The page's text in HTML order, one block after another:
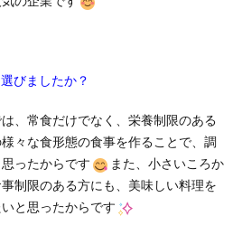
びましたか？
、常食だけでなく、栄養制限のある
々な食形態の食事を作ることで、調
ったからです
また、小さいころか
制限のある方にも、美味しい料理を
と思ったからです